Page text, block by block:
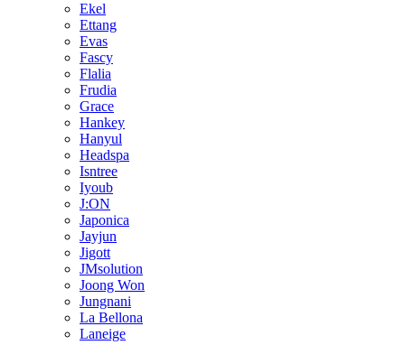
Ekel
Ettang
Evas
Fascy
Flalia
Frudia
Grace
Hankey
Hanyul
Headspa
Isntree
Iyoub
J:ON
Japonica
Jayjun
Jigott
JMsolution
Joong Won
Jungnani
La Bellona
Laneige